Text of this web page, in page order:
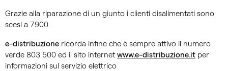
Grazie alla riparazione di un giunto i clienti disalimentati sono
scesi a 7.900.
e-distribuzione ricorda infine che è sempre attivo il numero
verde 803 500 ed il sito internetwww.e-distribuzione.it per
informazioni sul servizio elettrico